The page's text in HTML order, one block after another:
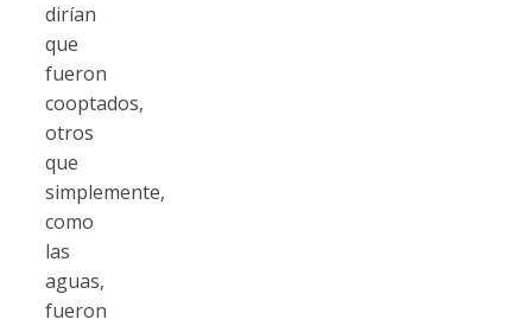
dirían
que
fueron
cooptados,
otros
que
simplemente,
como
las
aguas,
fueron